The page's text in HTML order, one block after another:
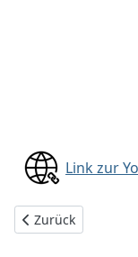
Link zur
Vorheriger
Zurück